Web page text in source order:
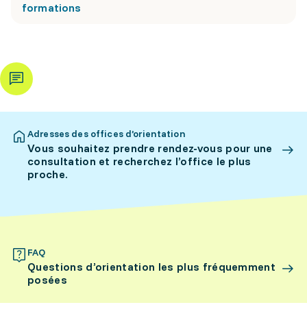
formations
Adresses des offices d’orientation
Vous souhaitez prendre rendez-vous pour une
consultation et recherchez l’office le plus
proche.
FAQ
Questions d’orientation les plus fréquemment
posées